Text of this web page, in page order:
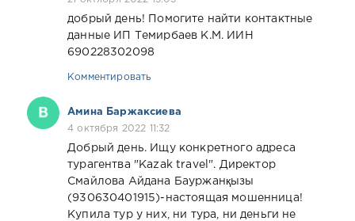
добрый день! Помогите найти контактные
данные ИП Темирбаев К.М. ИИН
690228302098
Комментировать
Амина Баржаксиева
4 октября 2022 11:32
Добрый день. Ищу конкретного адреса
турагентва "Kazak travel". Директор
Смайлова Айдана Бауржанқызы
(930630401915)-настоящая мошенница!
Купила тур у них, ни тура, ни деньги не